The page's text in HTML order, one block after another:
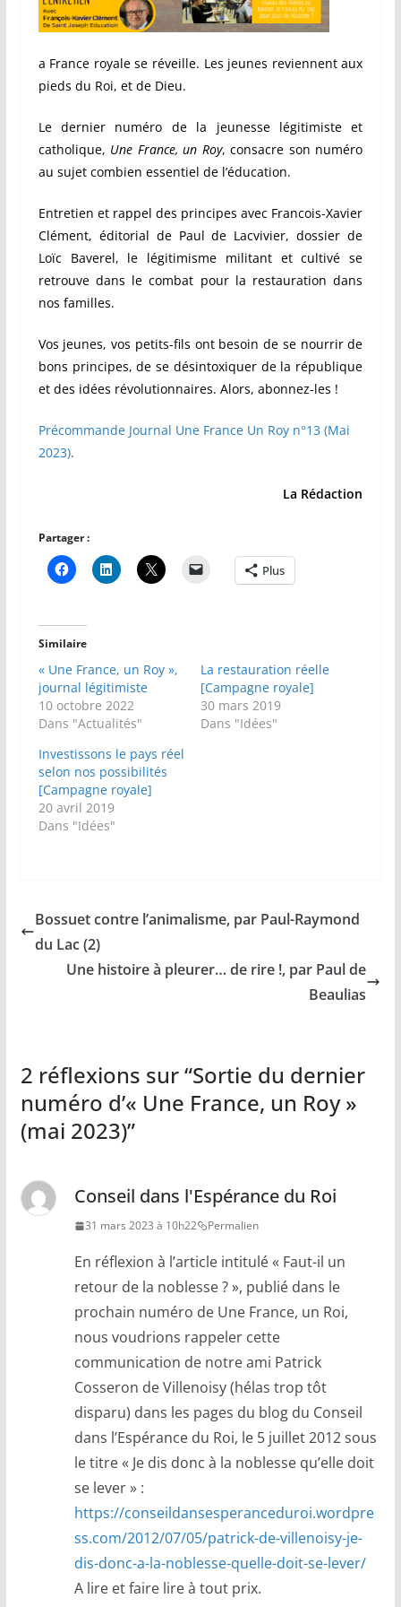
a France royale se réveille. Les jeunes reviennent aux
pieds du Roi, et de Dieu.
Le dernier numéro de la jeunesse légitimiste et
catholique, Une France, un Roy, consacre son numéro
au sujet combien essentiel de l’éducation.
Entretien et rappel des principes avec Francois-Xavier
Clément, éditorial de Paul de Lacvivier, dossier de
Loïc Baverel, le légitimisme militant et cultivé se
retrouve dans le combat pour la restauration dans
nos familles.
Vos jeunes, vos petits-fils ont besoin de se nourrir de
bons principes, de se désintoxiquer de la république
et des idées révolutionnaires. Alors, abonnez-les !
Précommande Journal Une France Un Roy n°13 (Mai
2023).
La Rédaction
Partager :
Plus
Similaire
« Une France, un Roy »,
journal légitimiste
10 octobre 2022
Dans "Actualités"
La restauration réelle
[Campagne royale]
30 mars 2019
Dans "Idées"
Investissons le pays réel
selon nos possibilités
[Campagne royale]
20 avril 2019
Dans "Idées"
Bossuet contre l’animalisme, par Paul-Raymond
du Lac (2)
Une histoire à pleurer… de rire !, par Paul de
Beaulias
2 réflexions sur “Sortie du dernier
numéro d’« Une France, un Roy »
(mai 2023)”
Conseil dans l'Espérance du Roi
31 mars 2023 à 10h22 Permalien
En réflexion à l’article intitulé « Faut-il un
retour de la noblesse ? », publié dans le
prochain numéro de Une France, un Roi,
nous voudrions rappeler cette
communication de notre ami Patrick
Cosseron de Villenoisy (hélas trop tôt
disparu) dans les pages du blog du Conseil
dans l’Espérance du Roi, le 5 juillet 2012 sous
le titre « Je dis donc à la noblesse qu’elle doit
se lever » :
https://conseildansesperanceduroi.wordpre
ss.com/2012/07/05/patrick-de-villenoisy-je-
dis-donc-a-la-noblesse-quelle-doit-se-lever/
A lire et faire lire à tout prix.